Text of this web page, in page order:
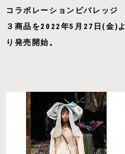
コラボレーションビバレッジ
３商品を2022年5月27日(金)よ
り発売開始。